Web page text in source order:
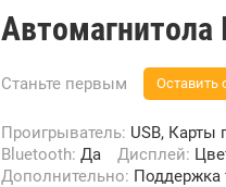
Автомагнитола
Станьте первым Оставить
Проигрыватель: USB, Карты
Bluetooth: Да Дисплей:
Дополнительно: Поддержка